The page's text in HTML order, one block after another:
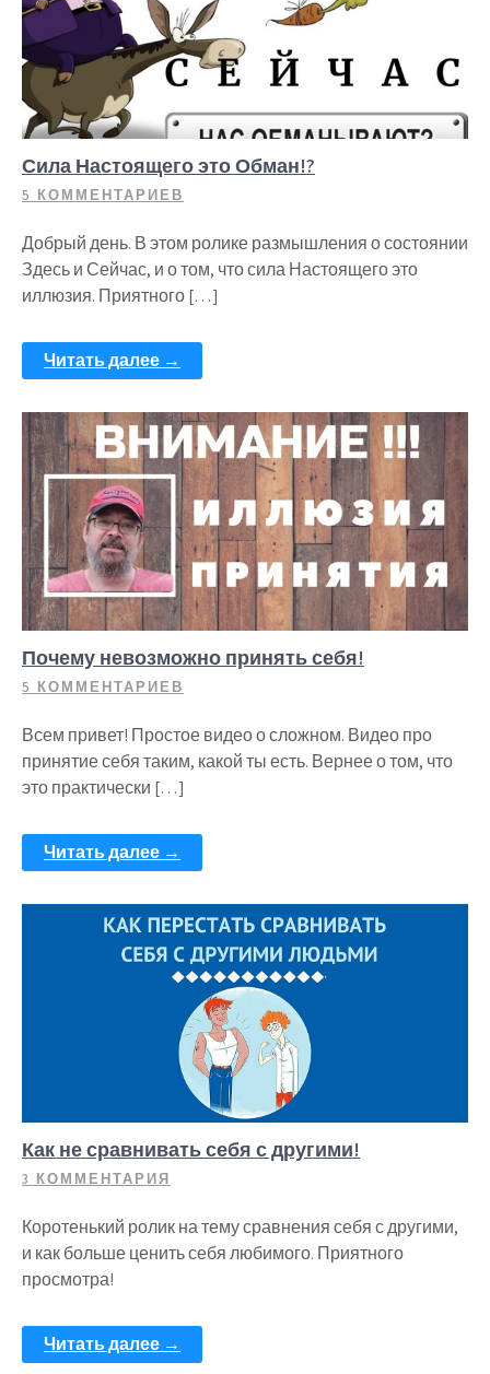
Сила Настоящего это Обман!?
5 КОММЕНТАРИЕВ
Добрый день. В этом ролике размышления о состоянии
Здесь и Сейчас, и о том, что сила Настоящего это
иллюзия. Приятного […]
Читать далее →
Почему невозможно принять себя!
5 КОММЕНТАРИЕВ
Всем привет! Простое видео о сложном. Видео про
принятие себя таким, какой ты есть. Вернее о том, что
это практически […]
Читать далее →
Как не сравнивать себя с другими!
3 КОММЕНТАРИЯ
Коротенький ролик на тему сравнения себя с другими,
и как больше ценить себя любимого. Приятного
просмотра!
Читать далее →